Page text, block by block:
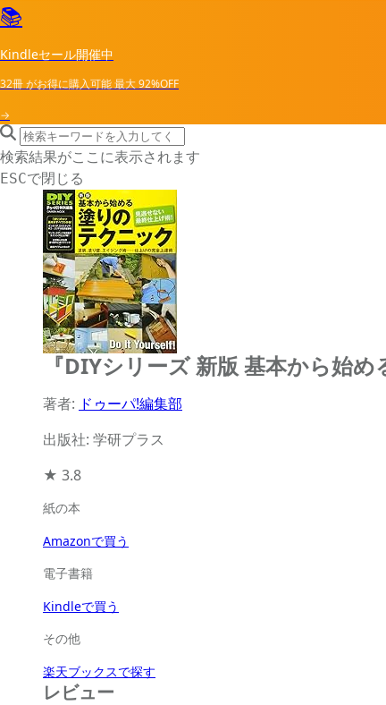
📚
Kindleセール開催中
32冊がお得に購入可能最大92%OFF
→
search icon
サイト内検索
検索結果がここに表示されます
ESCで閉じる
『DIYシリーズ 新版 基本から始
著者: ドゥーパ!編集部
出版社: 学研プラス
★ 3.8
紙の本
Amazonで買う
電子書籍
Kindleで買う
その他
楽天ブックスで探す
レビュー